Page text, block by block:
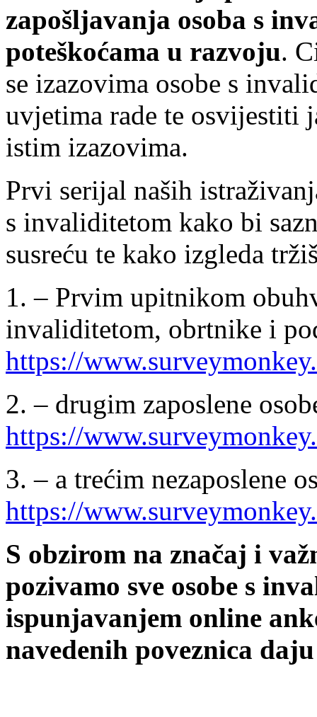
zapošljavanja osoba s
poteškoćama u razvoju.
se izazovima osobe s
uvjetima rade te osvijestiti
istim izazovima.
Prvi serijal naših
s invaliditetom kako bi
susreću te kako izgleda
1. – Prvim upitnikom
invaliditetom, obrtnike i
https://
2. – drugim zaposlene
https://
3. – a trećim nezaposlene
https://
S obzirom na značaj i
pozivamo sve osobe s
ispunjavanjem online
navedenih poveznica